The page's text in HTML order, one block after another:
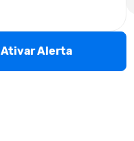
Ativar Alerta